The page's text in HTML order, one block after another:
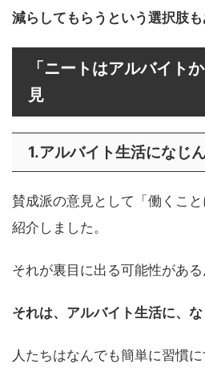
減らしてもらうという選択肢も
「ニートはアルバイト
見
1.アルバイト生活になじ
賛成派の意見として「働くこ
紹介しました。
それが裏目に出る可能性がある
それは、アルバイト生活に、な
人たちはなんでも簡単に習慣